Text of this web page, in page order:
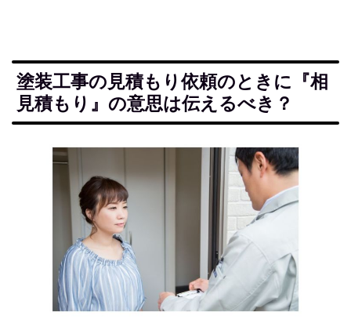
塗装工事の見積もり依頼のときに『相
見積もり』の意思は伝えるべき？